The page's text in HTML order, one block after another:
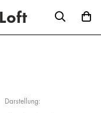
Darstellung: